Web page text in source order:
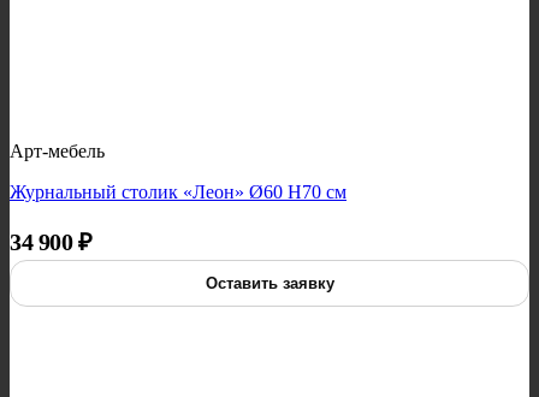
Арт-мебель
Журнальный столик «Леон» Ø60 H70 см
34 900₽
Оставить заявку